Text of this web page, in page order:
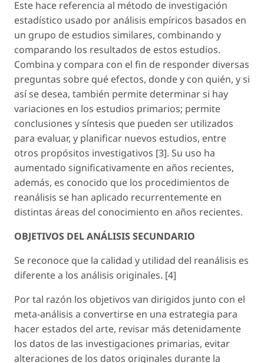
Este hace referencia al método de investigación
estadístico usado por análisis empíricos basados en
un grupo de estudios similares, combinando y
comparando los resultados de estos estudios.
Combina y compara con el fin de responder diversas
preguntas sobre qué efectos, donde y con quién, y si
así se desea, también permite determinar si hay
variaciones en los estudios primarios; permite
conclusiones y síntesis que pueden ser utilizados
para evaluar, y planificar nuevos estudios, entre
otros propósitos investigativos [3]. Su uso ha
aumentado significativamente en años recientes,
además, es conocido que los procedimientos de
reanálisis se han aplicado recurrentemente en
distintas áreas del conocimiento en años recientes.
OBJETIVOS DEL ANÁLISIS SECUNDARIO
Se reconoce que la calidad y utilidad del reanálisis es
diferente a los análisis originales. [4]
Por tal razón los objetivos van dirigidos junto con el
meta-análisis a convertirse en una estrategia para
hacer estados del arte, revisar más detenidamente
los datos de las investigaciones primarias, evitar
alteraciones de los datos originales durante la